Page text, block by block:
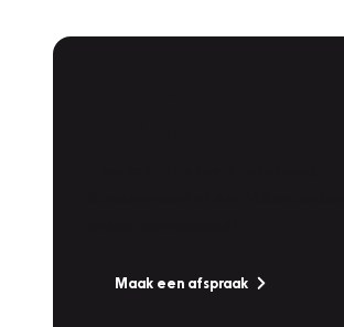
Maak een afspraak